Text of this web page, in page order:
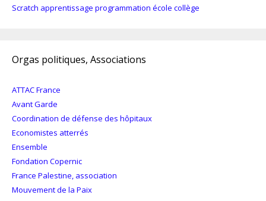
Scratch apprentissage programmation école collège
Orgas politiques, Associations
ATTAC France
Avant Garde
Coordination de défense des hôpitaux
Economistes atterrés
Ensemble
Fondation Copernic
France Palestine, association
Mouvement de la Paix